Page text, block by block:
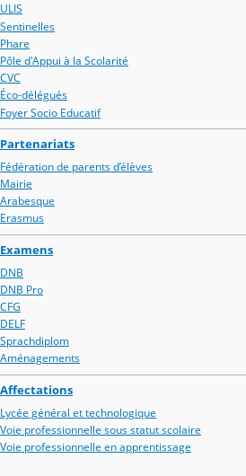
ULIS
Sentinelles
Phare
Pôle d'Appui à la Scolarité
CVC
Éco-délégués
Foyer Socio Educatif
Partenariats
Fédération de parents d’élèves
Mairie
Arabesque
Erasmus
Examens
DNB
DNB Pro
CFG
DELF
Sprachdiplom
Aménagements
Affectations
Lycée général et technologique
Voie professionnelle sous statut scolaire
Voie professionnelle en apprentissage